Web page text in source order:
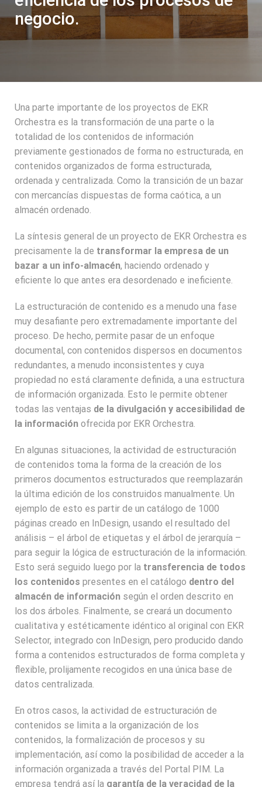
Del retrato a la fotografia
Desde el maratòn a la Formula 1
De las compras a la sasterìa personalizada
Integracion
Formacion
Download and Resources
FAQ
Video
negocio.
Una parte importante de los proyectos de EKR
Orchestra es la transformación de una parte o la
totalidad de los contenidos de información
previamente gestionados de forma no estructurada, en
contenidos organizados de forma estructurada,
ordenada y centralizada. Como la transición de un bazar
con mercancías dispuestas de forma caótica, a un
almacén ordenado.
La síntesis general de un proyecto de EKR Orchestra es
precisamente la de transformar la empresa de un
bazar a un info-almacén, haciendo ordenado y
eficiente lo que antes era desordenado e ineficiente.
La estructuración de contenido es a menudo una fase
muy desafiante pero extremadamente importante del
proceso. De hecho, permite pasar de un enfoque
documental, con contenidos dispersos en documentos
redundantes, a menudo inconsistentes y cuya
propiedad no está claramente definida, a una estructura
de información organizada. Esto le permite obtener
todas las ventajas de la divulgación y accesibilidad de
la informaciónofrecida por EKR Orchestra.
En algunas situaciones, la actividad de estructuración
de contenidos toma la forma de la creación de los
primeros documentos estructurados que reemplazarán
la última edición de los construidos manualmente. Un
ejemplo de esto es partir de un catálogo de 1000
páginas creado en InDesign, usando el resultado del
análisis – el árbol de etiquetas y el árbol de jerarquía –
para seguir la lógica de estructuración de la información.
Esto será seguido luego por la transferencia de todos
los contenidos presentes en el catálogo dentro del
almacén de informaciónsegún el orden descrito en
los dos árboles. Finalmente, se creará un documento
cualitativa y estéticamente idéntico al original con EKR
Selector, integrado con InDesign, pero producido dando
forma a contenidos estructurados de forma completa y
flexible, prolijamente recogidos en una única base de
datos centralizada.
En otros casos, la actividad de estructuración de
contenidos se limita a la organización de los
contenidos, la formalización de procesos y su
implementación, así como la posibilidad de acceder a la
información organizada a través del Portal PIM. La
empresa tendrá así la garantía de la veracidad de la